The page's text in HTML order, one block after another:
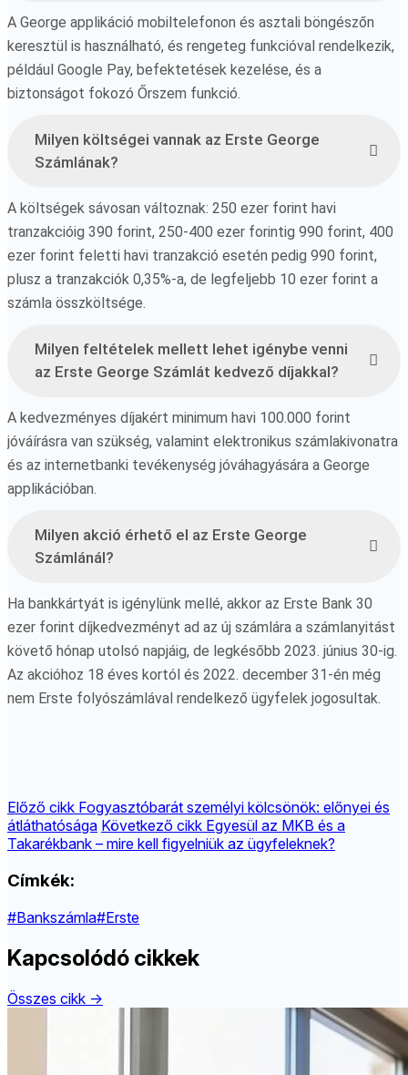
A George applikáció mobiltelefonon és asztali böngészőn
keresztül is használható, és rengeteg funkcióval rendelkezik,
például Google Pay, befektetések kezelése, és a
biztonságot fokozó Őrszem funkció.
Milyen költségei vannak az Erste George
Számlának?
A költségek sávosan változnak: 250 ezer forint havi
tranzakcióig 390 forint, 250-400 ezer forintig 990 forint, 400
ezer forint feletti havi tranzakció esetén pedig 990 forint,
plusz a tranzakciók 0,35%-a, de legfeljebb 10 ezer forint a
számla összköltsége.
Milyen feltételek mellett lehet igénybe venni
az Erste George Számlát kedvező díjakkal?
A kedvezményes díjakért minimum havi 100.000 forint
jóváírásra van szükség, valamint elektronikus számlakivonatra
és az internetbanki tevékenység jóváhagyására a George
applikációban.
Milyen akció érhető el az Erste George
Számlánál?
Ha bankkártyát is igénylünk mellé, akkor az Erste Bank 30
ezer forint díjkedvezményt ad az új számlára a számlanyitást
követő hónap utolsó napjáig, de legkésőbb 2023. június 30-ig.
Az akcióhoz 18 éves kortól és 2022. december 31-én még
nem Erste folyószámlával rendelkező ügyfelek jogosultak.
Előző cikk Fogyasztóbarát személyi kölcsönök: előnyei és
átláthatósága Következő cikk Egyesül az MKB és a
Takarékbank – mire kell figyelniük az ügyfeleknek?
Címkék:
#Bankszámla#Erste
Kapcsolódó cikkek
Összes cikk →